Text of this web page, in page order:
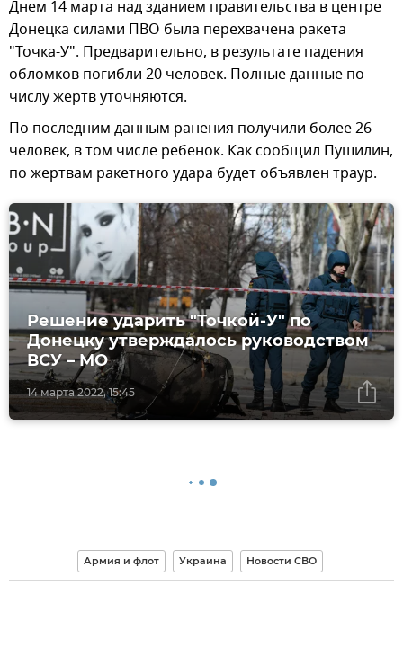
Днем 14 марта над зданием правительства в центре
Донецка силами ПВО была перехвачена ракета
"Точка-У". Предварительно, в результате падения
обломков погибли 20 человек. Полные данные по
числу жертв уточняются.
По последним данным ранения получили более 26
человек, в том числе ребенок. Как сообщил Пушилин,
по жертвам ракетного удара будет объявлен траур.
14 марта 2022, 15:45
Решение ударить "Точкой-У" по
Донецку утверждалось руководством
ВСУ – МО
Армия и флот Украина Новости СВО